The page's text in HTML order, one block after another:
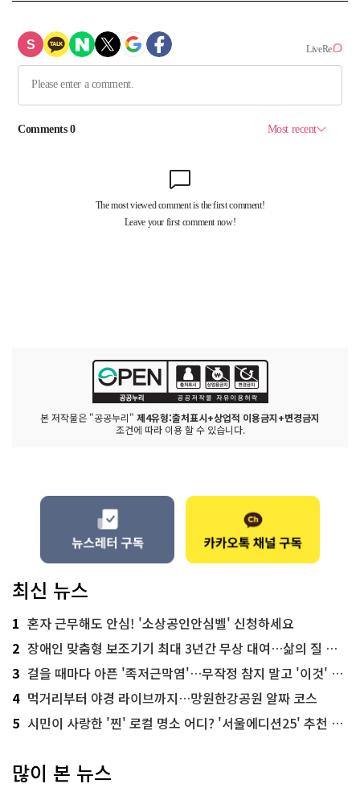
본 저작물은 "공공누리" 제4유형:출처표시+상업적 이용금지+변경금지
조건에 따라 이용 할 수 있습니다.
최신 뉴스
1 혼자 근무해도 안심! '소상공인안심벨' 신청하세요
2 장애인 맞춤형 보조기기 최대 3년간 무상 대여…삶의 질 높인다
3 걸을 때마다 아픈 '족저근막염'…무작정 참지 말고 '이것' 해보세요!
4 먹거리부터 야경 라이브까지…망원한강공원 알짜 코스
5 시민이 사랑한 '찐' 로컬 명소 어디? '서울에디션25' 추천 코스
많이 본 뉴스